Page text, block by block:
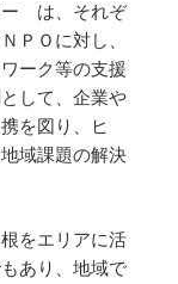
ー は、それぞ
ＰＯに対し、
ーク等の支援
して、企業や
を図り、ヒ
域課題の解決
をエリアに活
あり、地域で